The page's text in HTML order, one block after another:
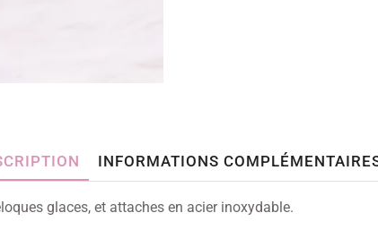
INFORMATIONS
glaces, et attaches en acier inoxydable.